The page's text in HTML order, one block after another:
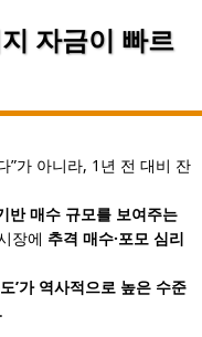
자금이 빠르
”가 아니라, 1년 전 대비 잔
반 매수 규모를 보여주는
장에 추격 매수·포모 심리
’가 역사적으로 높은 수준